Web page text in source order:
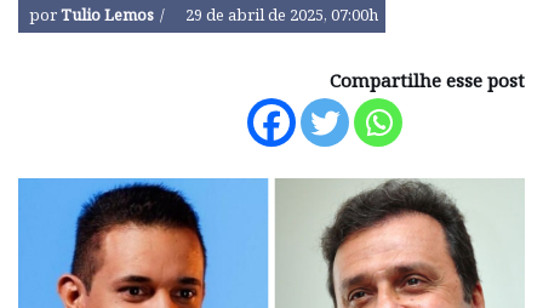
porTulio Lemos 29 de abril de 2025, 07:00h
Compartilhe esse post